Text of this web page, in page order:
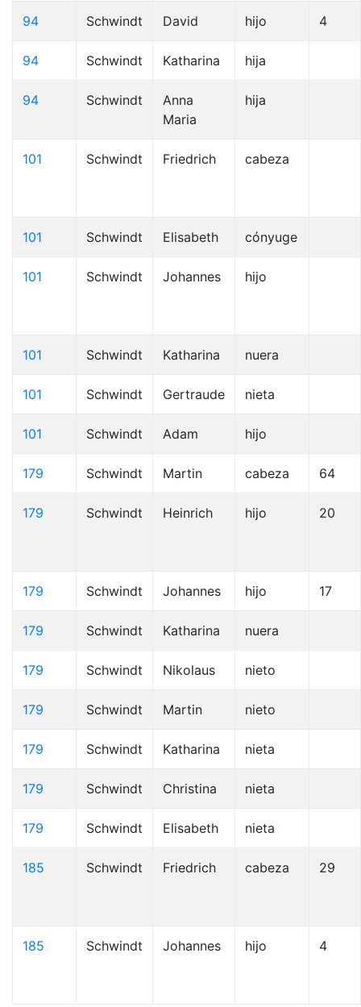
94 Schwindt David hijo 4
94 Schwindt Katharina hija
94 Schwindt
Anna
Maria
hija
101 Schwindt Friedrich cabeza
101 Schwindt Elisabeth cónyuge
101 Schwindt Johannes hijo
101 Schwindt Katharina nuera
101 Schwindt Gertraude nieta
101 Schwindt Adam hijo
179 Schwindt Martin cabeza 64
179 Schwindt Heinrich hijo 20
179 Schwindt Johannes hijo 17
179 Schwindt Katharina nuera
179 Schwindt Nikolaus nieto
179 Schwindt Martin nieto
179 Schwindt Katharina nieta
179 Schwindt Christina nieta
179 Schwindt Elisabeth nieta
185 Schwindt Friedrich cabeza 29
185 Schwindt Johannes hijo 4